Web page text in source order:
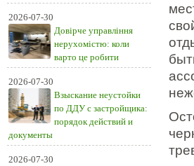
2026-07-30
Довірче управління
нерухомістю: коли
варто це робити
2026-07-30
Взыскание неустойки
по ДДУ с застройщика:
порядок действий и
документы
2026-07-30